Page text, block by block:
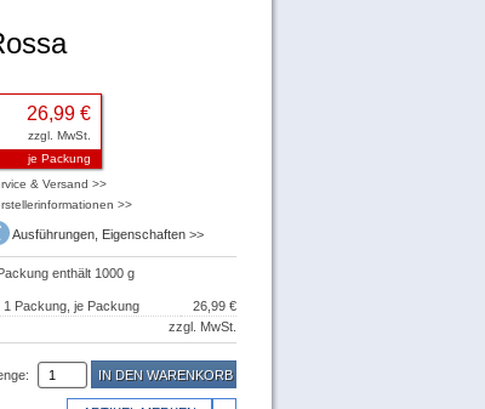
je Packung
26,99 €
zzgl. MwSt.
& Versand >>
>>
Ausführungen, Eigenschaften >>
enthält 1000 g
zzgl. MwSt.
1 Packung, je Packung 26,99 €